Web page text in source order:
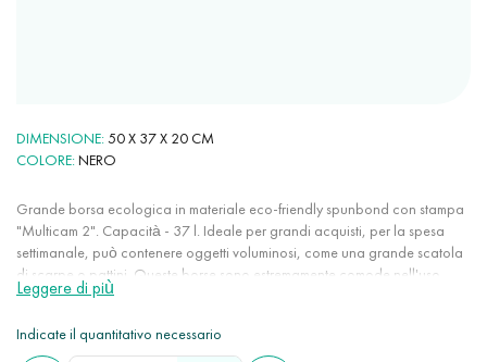
DIMENSIONE 50 X 37 X 20 CM
COLORE NERO
Grande borsa ecologica in materiale eco-friendly spunbond con stampa
"Multicam 2". Capacità - 37 l. Ideale per grandi acquisti, per la spesa
settimanale, può contenere oggetti voluminosi, come una grande scatola
di scarpe o pattini. Queste borse sono estremamente comode nell'uso
quotidiano: molto capienti, leggere, non si allungano, non si
non si elettrizzano. Spunbond - materiale 100% eco-friendly, poiché è
Leggere di più
Indicate il quantitativo necessario